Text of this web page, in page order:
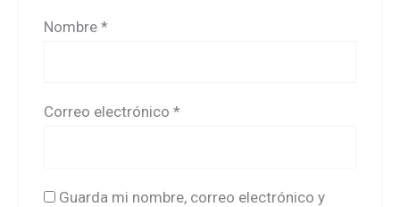
Nombre*
Correo electrónico*
Guarda mi nombre, correo electrónico y